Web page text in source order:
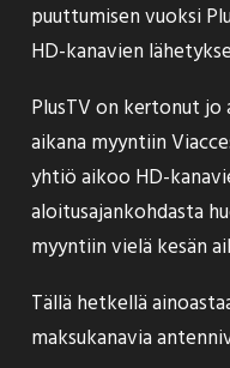
puuttumisen vuoksi
HD-kanavien
PlusTV on kertonutjo
aikana myyntiin
yhtiö aikoo HD-
aloitusajankohdasta
myyntiin vielä kesän
Tällä hetkellä
maksukanavia